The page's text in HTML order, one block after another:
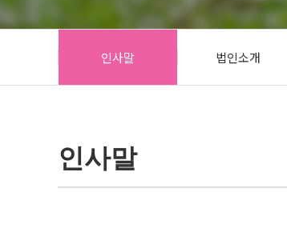
사회참여 및 증진사업
오포센터(분관)
인사말 법인소개
인사말